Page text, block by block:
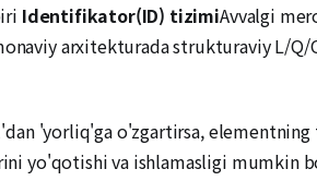
Identifikator(ID) tizimiAvvalgi
arxitekturada strukturaviy L/
'yorliq'ga o'zgartirsa,
yo'qotishi va ishlamasligi